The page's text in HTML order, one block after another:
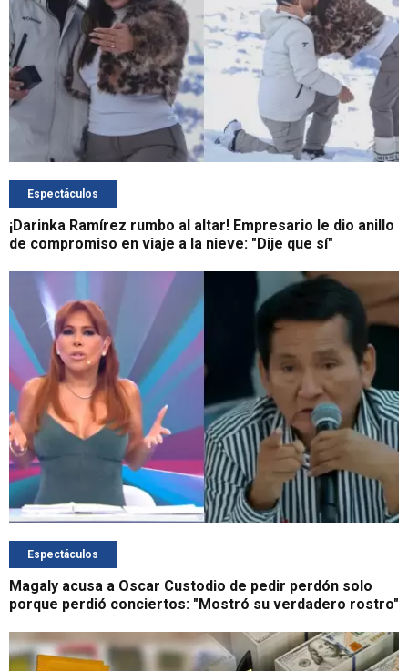
Espectáculos
¡Darinka Ramírez rumbo al altar! Empresario le dio anillo
de compromiso en viaje a la nieve: "Dije que sí"
Espectáculos
Magaly acusa a Oscar Custodio de pedir perdón solo
porque perdió conciertos: "Mostró su verdadero rostro"